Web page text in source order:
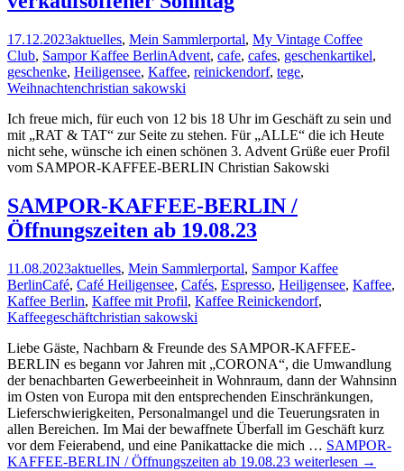
17.12.2023aktuelles, Mein Sammlerportal, My Vintage Coffee
Club, Sampor Kaffee BerlinAdvent, cafe, cafes, geschenkartikel,
geschenke, Heiligensee, Kaffee, reinickendorf, tege,
Weihnachtenchristian sakowski
Ich freue mich, für euch von 12 bis 18 Uhr im Geschäft zu sein und
mit „RAT & TAT“ zur Seite zu stehen. Für „ALLE“ die ich Heute
nicht sehe, wünsche ich einen schönen 3. Advent Grüße euer Profil
vom SAMPOR-KAFFEE-BERLIN Christian Sakowski
SAMPOR-KAFFEE-BERLIN /
Öffnungszeiten ab 19.08.23
11.08.2023aktuelles, Mein Sammlerportal, Sampor Kaffee
BerlinCafé, Café Heiligensee, Cafés, Espresso, Heiligensee, Kaffee,
Kaffee Berlin, Kaffee mit Profil, Kaffee Reinickendorf,
Kaffeegeschäftchristian sakowski
Liebe Gäste, Nachbarn & Freunde des SAMPOR-KAFFEE-
BERLIN es begann vor Jahren mit „CORONA“, die Umwandlung
der benachbarten Gewerbeeinheit in Wohnraum, dann der Wahnsinn
im Osten von Europa mit den entsprechenden Einschränkungen,
Lieferschwierigkeiten, Personalmangel und die Teuerungsraten in
allen Bereichen. Im Mai der bewaffnete Überfall im Geschäft kurz
vor dem Feierabend, und eine Panikattacke die mich … SAMPOR-
KAFFEE-BERLIN / Öffnungszeiten ab 19.08.23 weiterlesen →